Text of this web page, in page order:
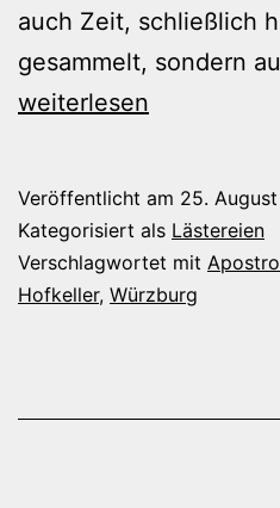
auch Zeit, schließlich
gesammelt, sondern
weiterlesen
Veröffentlicht am 25.
Kategorisiert als Lästereien
Verschlagwortet mit
Hofkeller, Würzburg